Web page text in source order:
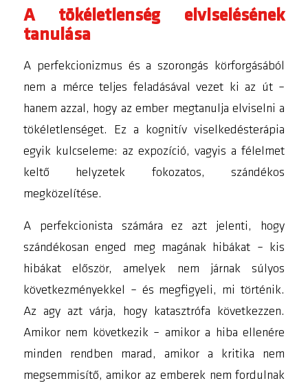
A tökéletlenség elviselésének
tanulása
A perfekcionizmus és a szorongás körforgásából
nem a mérce teljes feladásával vezet ki az út –
hanem azzal, hogy az ember megtanulja elviselni a
tökéletlenséget. Ez a kognitív viselkedésterápia
egyik kulcseleme: az expozíció, vagyis a félelmet
keltő helyzetek fokozatos, szándékos
megközelítése.
A perfekcionista számára ez azt jelenti, hogy
szándékosan enged meg magának hibákat – kis
hibákat először, amelyek nem járnak súlyos
következményekkel – és megfigyeli, mi történik.
Az agy azt várja, hogy katasztrófa következzen.
Amikor nem következik – amikor a hiba ellenére
minden rendben marad, amikor a kritika nem
megsemmisítő, amikor az emberek nem fordulnak